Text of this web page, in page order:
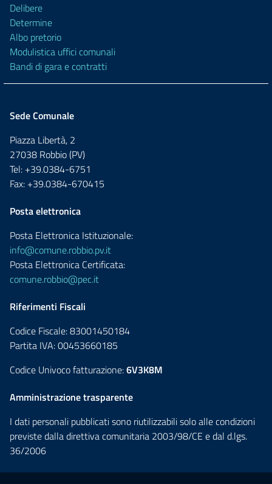
Delibere
Determine
Albo pretorio
Modulistica uffici comunali
Bandi di gara e contratti
Sede Comunale
Piazza Libertà, 2
27038 Robbio (PV)
Tel: +39.0384-6751
Fax: +39.0384-670415
Posta elettronica
Posta Elettronica Istituzionale:
info@comune.robbio.pv.it
Posta Elettronica Certificata:
comune.robbio@pec.it
Riferimenti Fiscali
Codice Fiscale: 83001450184
Partita IVA: 00453660185
Codice Univoco fatturazione:6V3K8M
Amministrazione trasparente
I dati personali pubblicati sono riutilizzabili solo alle condizioni
previste dalla direttiva comunitaria 2003/98/CE e dal d.lgs.
36/2006